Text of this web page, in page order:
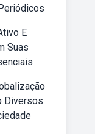
E
Suas
Diversos